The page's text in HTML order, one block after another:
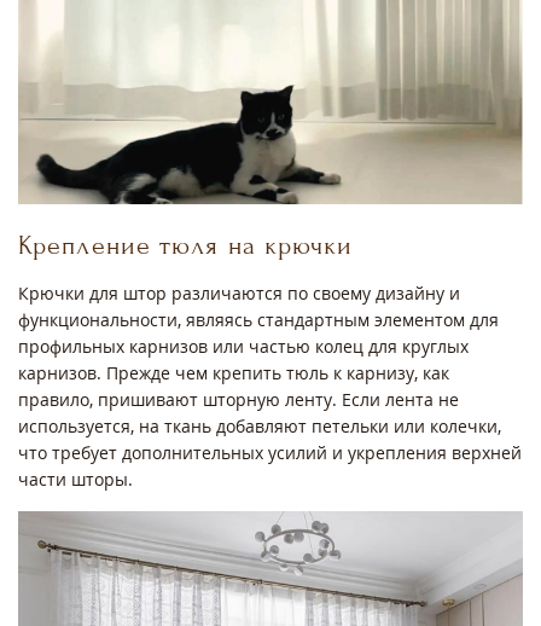
Крепление тюля на крючки
Крючки для штор различаются по своему дизайну и
функциональности, являясь стандартным элементом для
профильных карнизов или частью колец для круглых
карнизов. Прежде чем крепить тюль к карнизу, как
правило, пришивают шторную ленту. Если лента не
используется, на ткань добавляют петельки или колечки,
что требует дополнительных усилий и укрепления верхней
части шторы.